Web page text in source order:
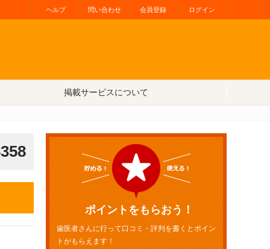
ヘルプ 問い合わせ 会員登録 ログイン
掲載サービスについて
ポイントをもらおう！
歯医者さんに行って口コミ・評判を書くとポイン
トがもらえます！